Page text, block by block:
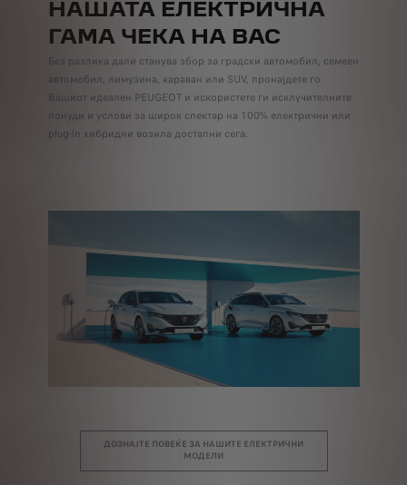
НАШАТА ЕЛЕКТРИЧНА
ГАМА ЧЕКА НА ВАС
Без разлика дали станува збор за градски автомобил, семеен
автомобил, лимузина, караван или SUV, пронајдете го
Вашиот идеален PEUGEOT и искористете ги исклучителните
понуди и услови за широк спектар на 100% електрични или
plug-in хибридни возила достапни сега.
ДОЗНАЈТЕ ПОВЕЌЕ ЗА НАШИТЕ ЕЛЕКТРИЧНИ
МОДЕЛИ